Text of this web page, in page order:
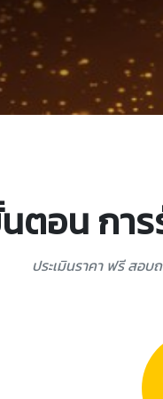
ตอน กา
ประเมินราคา ฟรี สอ